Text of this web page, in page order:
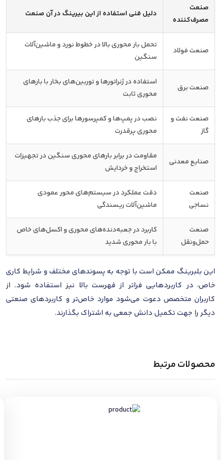
صنعت
مصرف‌کننده
دلیل فنی استفاده از این بیرینگ در آن صنعت
صنعت فولاد
تحمل بار محوری بالا در خطوط نورد و ماشین‌آلات
سنگین
صنعت برق
استفاده در ژنراتورها و توربین‌های بخار با بارهای
محوری ثابت
صنعت نفت و
گاز
نصب در پمپ‌ها و کمپرسورها برای جذب بارهای
محوری پرقدرت
صنایع معدنی
مقاومت در برابر بارهای محوری سنگین در تجهیزات
استخراج و خردایش
صنعت
نساجی
دقت عملکرد در سیستم‌های محور عمودی
ماشین‌آلات ریسندگی
صنعت
حمل‌ونقل
کاربرد در جعبه‌دنده‌های محوری و اکسل‌های خاص
با بار محوری شدید
این بلبرینگ ممکن است با توجه به پسوندهای مختلف و شرایط کاری
خاص، در کاربردهایی فراتر از فهرست بالا نیز استفاده شود. از
کاربران متخصص دعوت می‌شود موارد خاص‌تر و کاربردهای صنعتی
دیگر را جهت تکمیل دانش جمعی به اشتراک بگذارند.
محصولات مرتبط